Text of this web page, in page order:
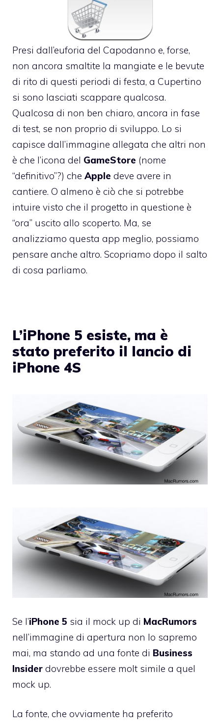
Presi dall’euforia del Capodanno e, forse,
non ancora smaltite la mangiate e le bevute
di rito di questi periodi di festa, a Cupertino
si sono lasciati scappare qualcosa.
Qualcosa di non ben chiaro, ancora in fase
di test, se non proprio di sviluppo. Lo si
capisce dall’immagine allegata che altri non
è che l’icona del GameStore (nome
“definitivo”?) che Apple deve avere in
cantiere. O almeno è ciò che si potrebbe
intuire visto che il progetto in questione è
“ora” uscito allo scoperto. Ma, se
analizziamo questa app meglio, possiamo
pensare anche altro. Scopriamo dopo il salto
di cosa parliamo.
L’iPhone 5 esiste, ma è
stato preferito il lancio di
iPhone 4S
Se l’iPhone 5 sia il mock up di MacRumors
nell’immagine di apertura non lo sapremo
mai, ma stando ad una fonte di Business
Insider dovrebbe essere molt simile a quel
mock up.
La fonte, che ovviamente ha preferito